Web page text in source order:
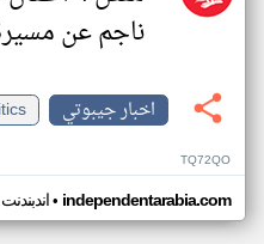
ناجم عن
اخبار جيبوتي
TQ72QO
• independentarabia.com